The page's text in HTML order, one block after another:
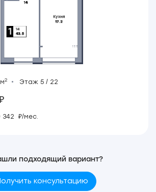
2 Этаж 5 / 22
342 ₽/мес.
подходящий вариант?
консультацию